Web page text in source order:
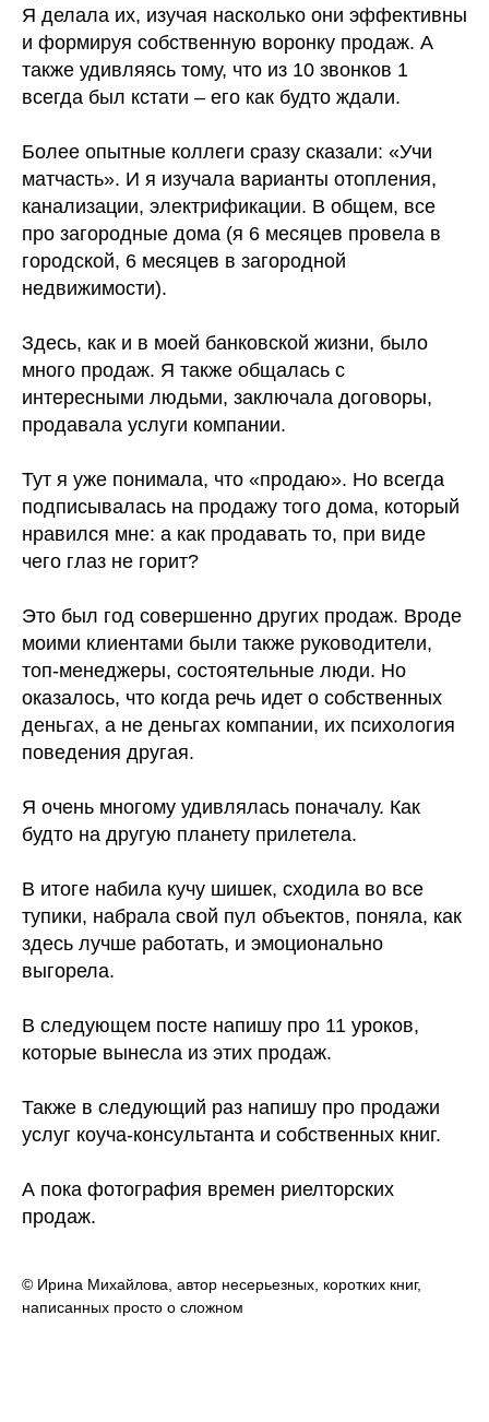
Я делала их, изучая насколько они эффективны
и формируя собственную воронку продаж. А
также удивляясь тому, что из 10 звонков 1
всегда был кстати – его как будто ждали.
Более опытные коллеги сразу сказали: «Учи
матчасть». И я изучала варианты отопления,
канализации, электрификации. В общем, все
про загородные дома (я 6 месяцев провела в
городской, 6 месяцев в загородной
недвижимости).
Здесь, как и в моей банковской жизни, было
много продаж. Я также общалась с
интересными людьми, заключала договоры,
продавала услуги компании.
Тут я уже понимала, что «продаю». Но всегда
подписывалась на продажу того дома, который
нравился мне: а как продавать то, при виде
чего глаз не горит?
Это был год совершенно других продаж. Вроде
моими клиентами были также руководители,
топ-менеджеры, состоятельные люди. Но
оказалось, что когда речь идет о собственных
деньгах, а не деньгах компании, их психология
поведения другая.
Я очень многому удивлялась поначалу. Как
будто на другую планету прилетела.
В итоге набила кучу шишек, сходила во все
тупики, набрала свой пул объектов, поняла, как
здесь лучше работать, и эмоционально
выгорела.
В следующем посте напишу про 11 уроков,
которые вынесла из этих продаж.
Также в следующий раз напишу про продажи
услуг коуча-консультанта и собственных книг.
⁠А пока фотография времен риелторских
продаж.
© Ирина Михайлова, автор несерьезных, коротких книг,
написанных просто о сложном